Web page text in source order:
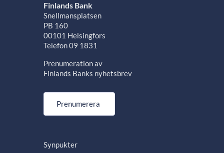
Finlands Bank
Snellmansplatsen
PB 160
00101 Helsingfors
Telefon 09 1831
Prenumeration av
Finlands Banks nyhetsbrev
Prenumerera
Synpukter